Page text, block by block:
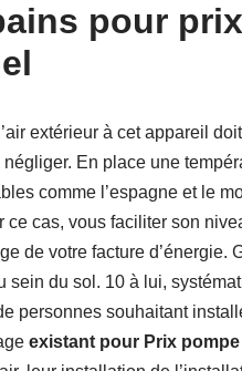
pour
extérieur à cet appareil
négliger. En place une
comme l’espagne et le
ce cas, vous faciliter son
de votre facture
sein du sol. 10 à lui,
personnes souhaitant
existant pour Prix